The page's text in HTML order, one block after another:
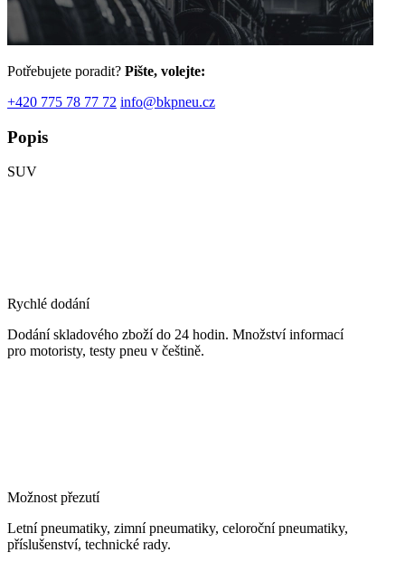
Potřebujete poradit? Pište, volejte:
+420 775 78 77 72 info@bkpneu.cz
Popis
SUV
Rychlé dodání
Dodání skladového zboží do 24 hodin. Množství informací
pro motoristy, testy pneu v češtině.
Možnost přezutí
Letní pneumatiky, zimní pneumatiky, celoroční pneumatiky,
příslušenství, technické rady.